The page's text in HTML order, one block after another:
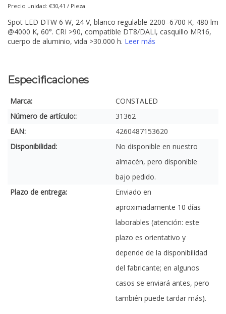
Precio unidad: €30,41 / Pieza
Spot LED DTW 6 W, 24 V, blanco regulable 2200–6700 K, 480 lm
@4000 K, 60°. CRI >90, compatible DT8/DALI, casquillo MR16,
cuerpo de aluminio, vida >30.000 h. Leer más
Especificaciones
Marca:
CONSTALED
Número de artículo::
31362
EAN:
4260487153620
Disponibilidad:
No disponible en nuestro
almacén, pero disponible
bajo pedido.
Plazo de entrega:
Enviado en
aproximadamente 10 días
laborables (atención: este
plazo es orientativo y
depende de la disponibilidad
del fabricante; en algunos
casos se enviará antes, pero
también puede tardar más).